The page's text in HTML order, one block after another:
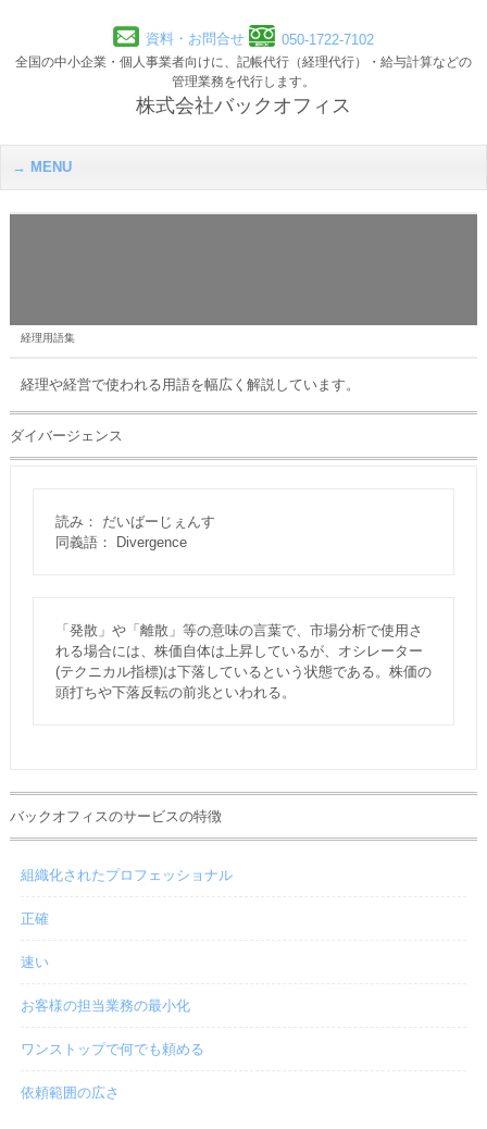
資料・お問合せ 050-1722-7102
全国の中小企業・個人事業者向けに、記帳代行（経理代行）・給与計算などの
管理業務を代行します。
株式会社バックオフィス
MENU
経理用語集
経理や経営で使われる用語を幅広く解説しています。
ダイバージェンス
読み： だいばーじぇんす
同義語： Divergence
「発散」や「離散」等の意味の言葉で、市場分析で使用さ
れる場合には、株価自体は上昇しているが、オシレーター
(テクニカル指標)は下落しているという状態である。株価の
頭打ちや下落反転の前兆といわれる。
バックオフィスのサービスの特徴
組織化されたプロフェッショナル
正確
速い
お客様の担当業務の最小化
ワンストップで何でも頼める
依頼範囲の広さ